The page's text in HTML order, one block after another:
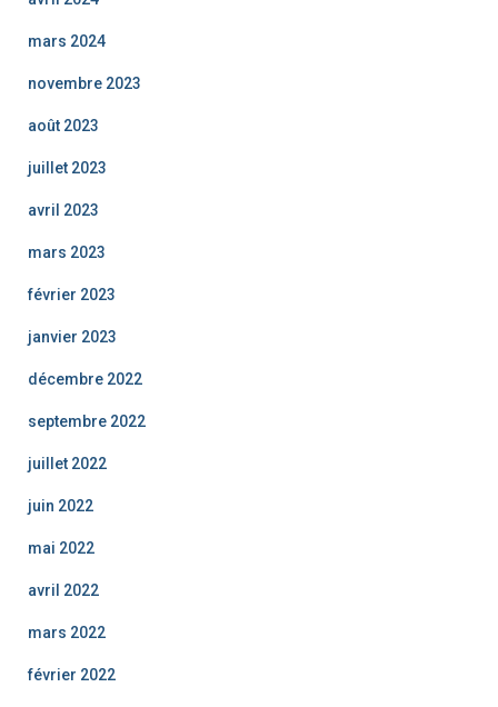
mars 2024
novembre 2023
août 2023
juillet 2023
avril 2023
mars 2023
février 2023
janvier 2023
décembre 2022
septembre 2022
juillet 2022
juin 2022
mai 2022
avril 2022
mars 2022
février 2022